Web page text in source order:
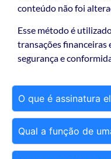
conteúdo não foi
Esse método é
transações financeiras
segurança e
O que é assinatura
Qual a função de